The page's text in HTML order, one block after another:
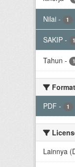
Nilai - 1
SAKIP - 1
Tahun - 1
PDF - 1
Lainnya